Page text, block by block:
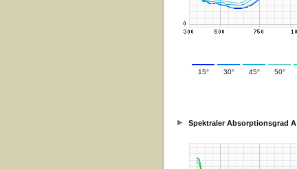
15° 30° 45° 50°
Spektraler Absorptionsgrad A